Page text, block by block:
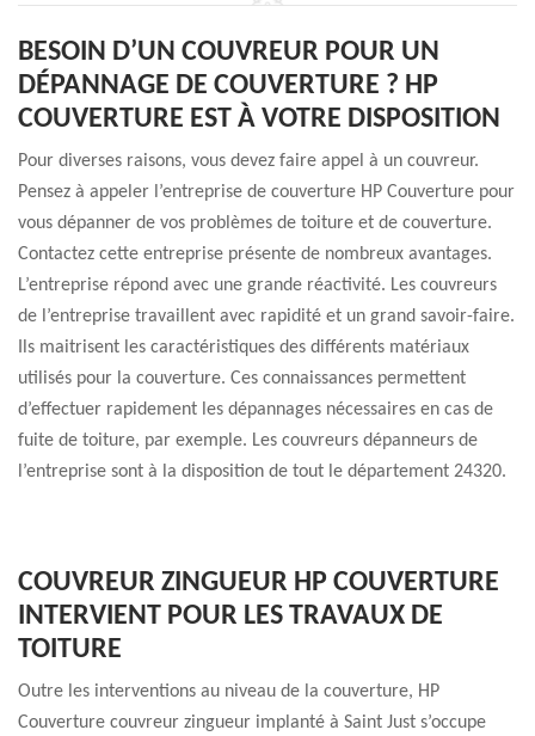
BESOIN D’UN COUVREUR POUR UN
DÉPANNAGE DE COUVERTURE ? HP
COUVERTURE EST À VOTRE DISPOSITION
Pour diverses raisons, vous devez faire appel à un couvreur.
Pensez à appeler l’entreprise de couverture HP Couverture pour
vous dépanner de vos problèmes de toiture et de couverture.
Contactez cette entreprise présente de nombreux avantages.
L’entreprise répond avec une grande réactivité. Les couvreurs
de l’entreprise travaillent avec rapidité et un grand savoir-faire.
Ils maitrisent les caractéristiques des différents matériaux
utilisés pour la couverture. Ces connaissances permettent
d’effectuer rapidement les dépannages nécessaires en cas de
fuite de toiture, par exemple. Les couvreurs dépanneurs de
l’entreprise sont à la disposition de tout le département 24320.
COUVREUR ZINGUEUR HP COUVERTURE
INTERVIENT POUR LES TRAVAUX DE
TOITURE
Outre les interventions au niveau de la couverture, HP
Couverture couvreur zingueur implanté à Saint Just s’occupe